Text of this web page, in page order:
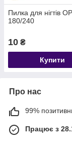
Пилка для нігтів
180/240
10 ₴
Купити
Про нас
99%
Працює з